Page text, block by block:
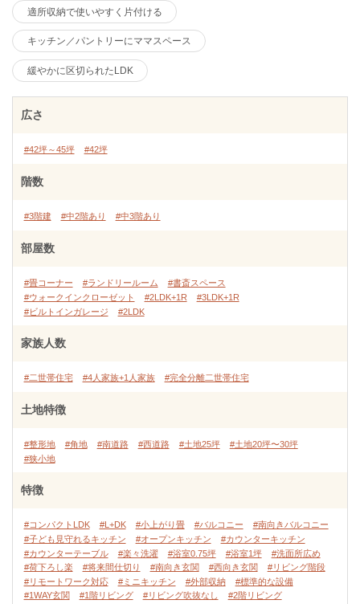
適所収納で使いやすく片付ける
キッチン／パントリーにママスペース
緩やかに区切られたLDK
広さ
#42坪～45坪 #42坪
階数
#3階建 #中2階あり #中3階あり
部屋数
#畳コーナー #ランドリールーム
#書斎スペース
#ウォークインクローゼット
#2LDK+1R
#3LDK+1R
#ビルトインガレージ
#2LDK
家族人数
#二世帯住宅 #4人家族+1人家族 #完全分離二世帯住宅
土地特徴
#整形地 #角地 #南道路 #西道路 #土地25坪
#土地20坪〜30坪
#狭小地
特徴
#コンパクトLDK #L+DK #小上がり畳 #バルコニー
#南向きバルコニー
#子ども見守れるキッチン
#オープンキッチン
#カウンターキッチン
#カウンターテーブル
#楽々洗濯 #浴室0.75坪 #浴室1坪
#洗面所広め
#荷下ろし楽
#将来間仕切り #南向き玄関 #西向き玄関
#リビング階段
#リモートワーク対応
#ミニキッチン #外部収納
#標準的な設備
#1WAY玄関
#1階リビング #リビング吹抜なし #2階リビング